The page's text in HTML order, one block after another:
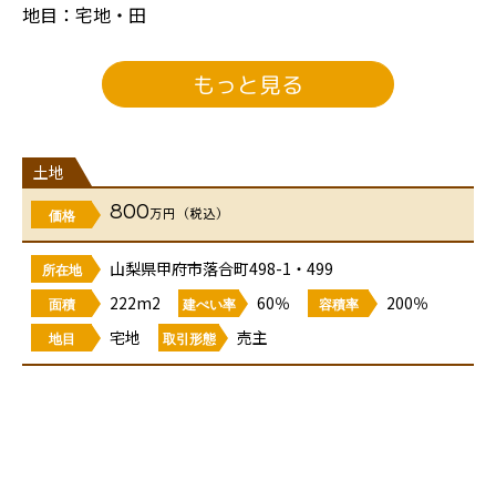
地目：宅地・田
接道：北約7ｍ公道・東約6.3ｍ公道
引渡し状況/引渡時期：造成工事完了後（令和8年1月末完
了後引渡
用途地域：市街化調整区域/無指定
取引形態/販売形態：売主/土地売買契約
学校：山城小学校1969ｍ・城南中学校2100ｍ
交通：（山交）陸上競技場入口バス停485ｍ（身延線）
甲斐住吉駅2794ｍ
備考：※平家建て建築不可 ※確定測量後実測清算あり
もっと見る
土地
価格 800万円（税込）
所在地 山梨県甲府市落合町498-1・499
面積 222m2 建ぺい率 60％ 容積率 200％
地目 宅地 取引形態 売主